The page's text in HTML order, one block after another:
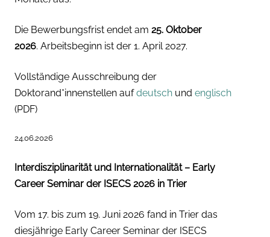
Die Bewerbungsfrist endet am 25. Oktober
2026. Arbeitsbeginn ist der 1. April 2027.
Vollständige Ausschreibung der
Doktorand*innenstellen aufdeutsch und englisch
(PDF)
24.06.2026
Interdisziplinarität und Internationalität – Early
Career Seminar der ISECS 2026 in Trier
Vom 17. bis zum 19. Juni 2026 fand in Trier das
diesjährige Early Career Seminar der ISECS